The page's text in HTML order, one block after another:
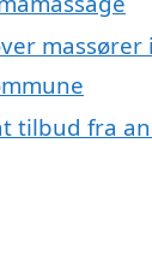
massører
tilbud fra